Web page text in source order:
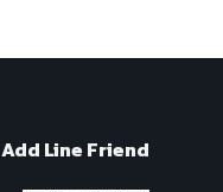
Add Line Friend